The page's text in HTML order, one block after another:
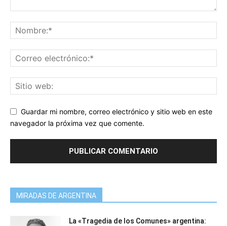
Guardar mi nombre, correo electrónico y sitio web en este
navegador la próxima vez que comente.
MIRADAS DE ARGENTINA
La «Tragedia de los Comunes» argentina: